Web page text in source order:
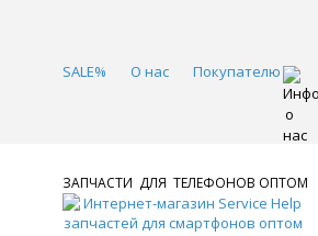
SALE% О нас Покупателю
ЗАПЧАСТИ ДЛЯ ТЕЛЕФОНОВ ОПТОМ